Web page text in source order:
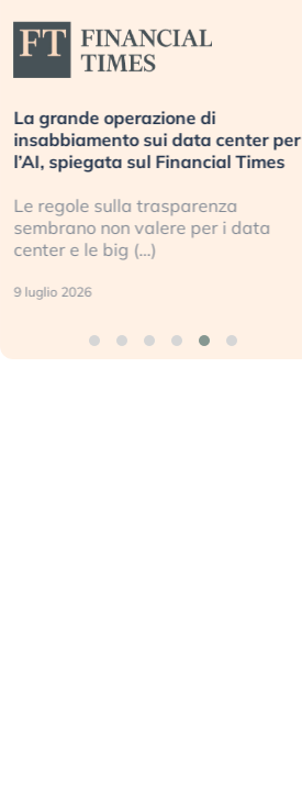
La grande operazione di
insabbiamento sui data center per
l’AI, spiegata sul Financial Times
Le regole sulla trasparenza
sembrano non valere per i data
center e le big (…)
9 luglio 2026